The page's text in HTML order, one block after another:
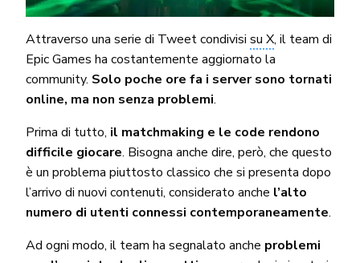
Attraverso una serie di Tweet condivisisu X, il team di
Epic Games ha costantemente aggiornato la
community. Solo poche ore fa i server sono tornati
online, ma non senza problemi.
Prima di tutto, il matchmaking e le code rendono
difficile giocare. Bisogna anche dire, però, che questo
è un problema piuttosto classico che si presenta dopo
l’arrivo di nuovi contenuti, considerato anche l’alto
numero di utenti connessi contemporaneamente.
Ad ogni modo, il team ha segnalato anche problemi